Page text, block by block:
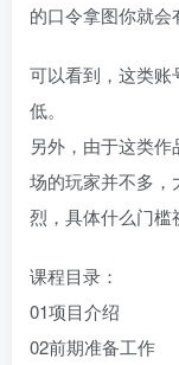
的口令拿图你就会
可以看到，这类账
低。
另外，由于这类
场的玩家并不多，
烈，具体什么门槛
课程目录：
01项目介绍
02前期准备工作